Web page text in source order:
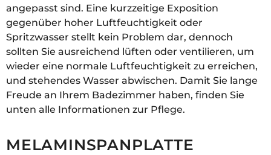
angepasst sind. Eine kurzzeitige Exposition
gegenüber hoher Luftfeuchtigkeit oder
Spritzwasser stellt kein Problem dar, dennoch
sollten Sie ausreichend lüften oder ventilieren, um
wieder eine normale Luftfeuchtigkeit zu erreichen,
und stehendes Wasser abwischen. Damit Sie lange
Freude an Ihrem Badezimmer haben, finden Sie
unten alle Informationen zur Pflege.
MELAMINSPANPLATTE